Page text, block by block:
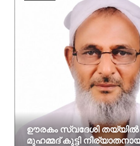
ഊരകം സ്വദേശി തയ്യിൽ
മുഹമ്മദ് കുട്ടി